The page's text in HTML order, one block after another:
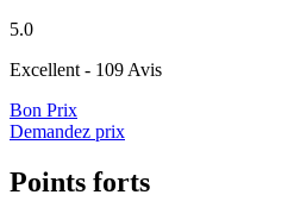
5.0
Excellent - 109 Avis
Bon Prix
Demandez prix
Points forts